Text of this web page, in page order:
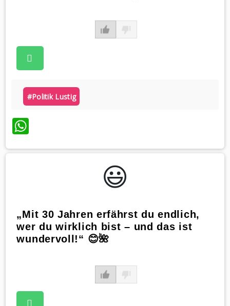
#politik Lustig
WhatsApp
😃️
„Mit 30 Jahren erfährst du endlich,
wer du wirklich bist – und das ist
wundervoll!“ 😊🌺